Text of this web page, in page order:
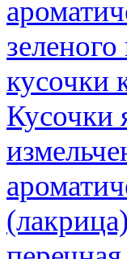
кусочки
Кусочки